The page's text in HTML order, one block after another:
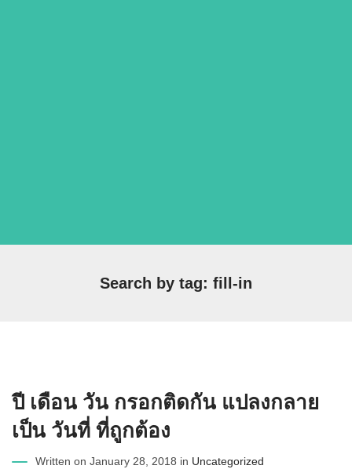
Search by tag: fill-in
ปี เดือน วัน กรอกติดกัน แปลงกลาย
เป็น วันที่ ที่ถูกต้อง
Written on January 28, 2018 in Uncategorized